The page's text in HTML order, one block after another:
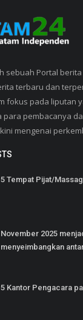
sebuah Portal
terbaru dan
fokus pada liputan
para pembacanya
mengenai
5 Tempat Pijat/
November 2025
menyeimbangkan
5 Kantor Pengacara